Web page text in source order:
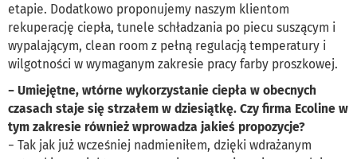
etapie. Dodatkowo proponujemy naszym klientom
rekuperację ciepła, tunele schładzania po piecu suszącym i
wypalającym, clean room z pełną regulacją temperatury i
wilgotności w wymaganym zakresie pracy farby proszkowej.
− Umiejętne, wtórne wykorzystanie ciepła w obecnych
czasach staje się strzałem w dziesiątkę. Czy firma Ecoline w
tym zakresie również wprowadza jakieś propozycje?
− Tak jak już wcześniej nadmieniłem, dzięki wdrażanym